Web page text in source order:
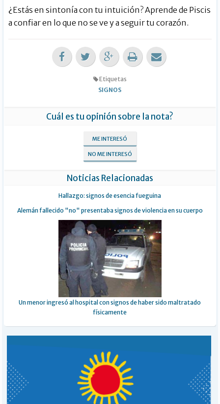
¿Estás en sintonía con tu intuición? Aprende de Piscis
a confiar en lo que no se ve y a seguir tu corazón.
Etiquetas
SIGNOS
Cuál es tu opinión sobre la nota?
ME INTERESÓ
NO ME INTERESÓ
Noticias Relacionadas
Hallazgo: signos de esencia fueguina
Alemán fallecido "no" presentaba signos de violencia en su cuerpo
Un menor ingresó al hospital con signos de haber sido maltratado
físicamente